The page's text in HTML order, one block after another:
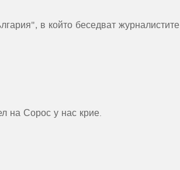
в който беседват журналистите
на Сорос у нас крие.